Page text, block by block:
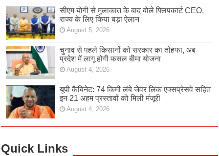
सीएम योगी से मुलाकात के बाद बोले फ्लिपकार्ट CEO,
राज्य के लिए किया बड़ा ऐलान
August 5, 2026
चुनाव से पहले किसानों को सरकार का तोहफा, अब
प्रदेश में लागू होगी फसल बीमा योजना
August 4, 2026
यूपी कैबिनेट: 74 किमी लंबे जेवर लिंक एक्सप्रेसवे सहित
इन 21 अहम प्रस्तावों को मिली मंजूरी
August 4, 2026
Quick Links